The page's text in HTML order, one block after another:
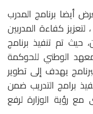
أيضا برنامج المدرب
المحترف في القطاع الصحي CIPT ، لتعزيز كفاءة المدربين
حيث تم تنفيذ برنامج
الوطني للحوكمة
يهدف إلى تطوير
برامج التدريب ضمن
مع رؤية الوزارة لرفع